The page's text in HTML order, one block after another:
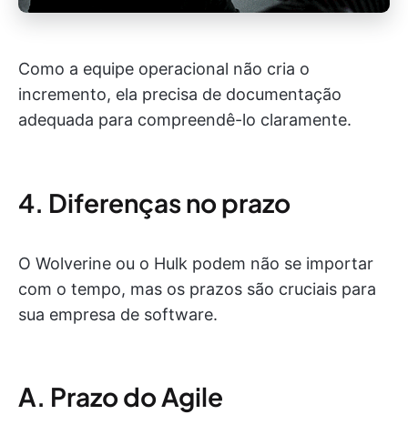
Como a equipe operacional não cria o
incremento, ela precisa de documentação
adequada para compreendê-lo claramente.
4. Diferenças no prazo
O Wolverine ou o Hulk podem não se importar
com o tempo, mas os prazos são cruciais para
sua empresa de software.
A. Prazo do Agile